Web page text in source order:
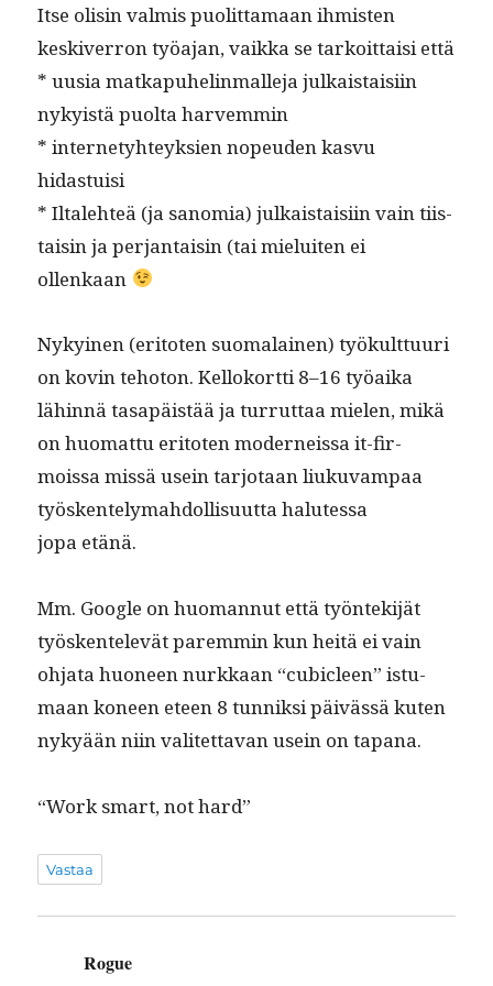
Itse olisin valmis puolit­ta­maan ihmis­ten
keskiver­ron työa­jan, vaik­ka se tarkoit­taisi että
* uusia matka­puhe­lin­malle­ja julka­istaisi­in
nyky­istä puol­ta harvemmin
* inter­ne­ty­hteyk­sien nopeu­den kasvu
hidastuisi
* Iltale­hteä (ja sanomia) julka­istaisi­in vain tiis­
taisin ja per­jan­taisin (tai mieluiten ei
ollenkaan
Nykyi­nen (eri­toten suo­ma­lainen) työkult­tuuri
on kovin teho­ton. Kel­loko­rt­ti 8–16 työai­ka
lähin­nä tas­apäistää ja tur­rut­taa mie­len, mikä
on huo­mat­tu eri­toten mod­erneis­sa it-fir­
moissa mis­sä usein tar­jo­taan liuku­vam­paa
työsken­te­lymah­dol­lisu­ut­ta halutes­sa
jopa etänä.
Mm. Google on huo­man­nut että työn­tek­i­jät
työsken­televät parem­min kun heitä ei vain
ohja­ta huoneen nurkkaan “cubi­cleen” istu­
maan koneen eteen 8 tun­niksi päivässä kuten
nykyään niin valitet­ta­van usein on tapana.
“Work smart, not hard”
Vastaa
Rogue